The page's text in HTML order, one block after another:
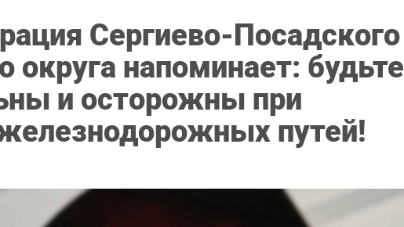
Сергиево-Посадского
округа напоминает: будьте
и осторожны при
путей!